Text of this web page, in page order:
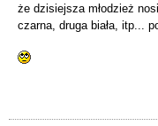
że dzisiejsza młodzież
czarna, druga biała, itp...